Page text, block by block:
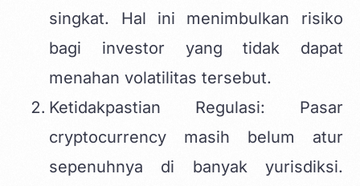
singkat. Hal ini menimbulkan risiko
bagi investor yang tidak dapat
menahan volatilitas tersebut.
Ketidakpastian Regulasi: Pasar
cryptocurrency masih belum atur
sepenuhnya di banyak yurisdiksi.